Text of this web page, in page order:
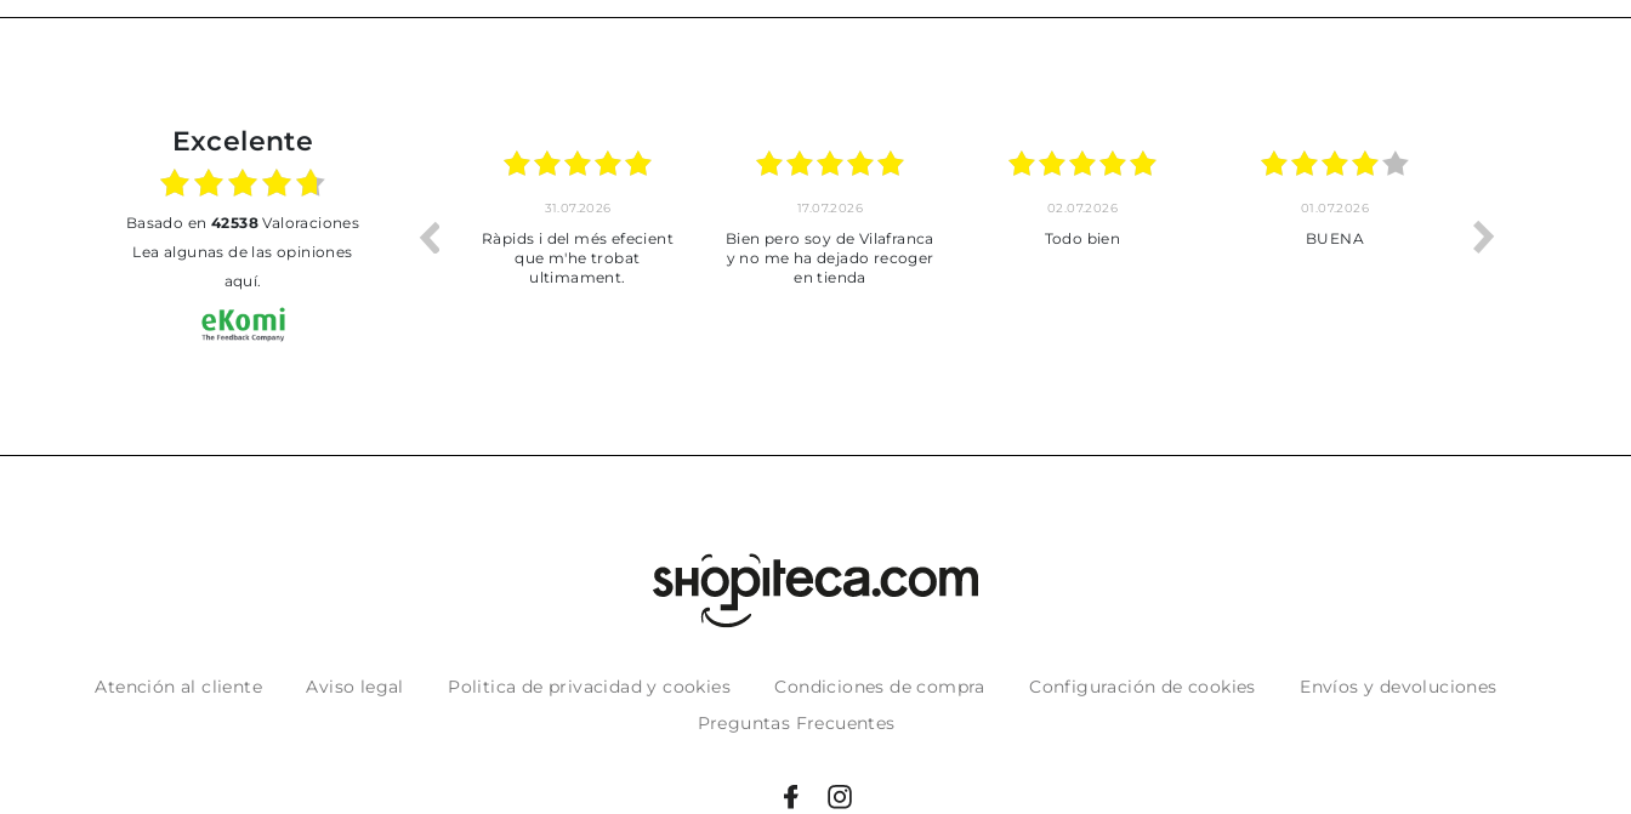
Excelente
basado en 42538Valoraciones
Lea algunas de las opiniones
aquí.
que m'he trobat
ultimament.
Bien pero soy de Vilafranca
y no me ha dejado recoger
Todo bien ***
Atención al cliente Aviso legal Politica de privacidad y cookies Condiciones de compra Configuración de cookies
Envíos y devoluciones
Preguntas Frecuentes